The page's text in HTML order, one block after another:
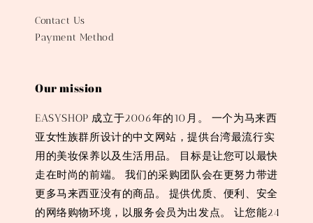
Contact Us
Payment Method
Our mission
EASYSHOP 成立于2006年的10月。 一个为马来西
亚女性族群所设计的中文网站，提供台湾最流行实
用的美妆保养以及生活用品。 目标是让您可以最快
走在时尚的前端。 我们的采购团队会在更努力带进
更多马来西亚没有的商品。 提供优质、便利、安全
的网络购物环境，以服务会员为出发点。 让您能24